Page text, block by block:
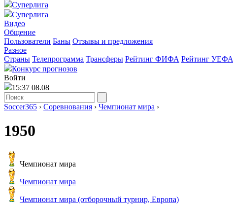
Суперлига
Суперлига
Видео
Общение
Пользователи Баны Отзывы и предложения
Разное
Страны Телепрограмма Трансферы Рейтинг ФИФА Рейтинг УЕФА
Конкурс прогнозов
Войти
15:37 08.08
Soccer365 › Соревнования › Чемпионат мира ›
1950
Чемпионат мира
Чемпионат мира
Чемпионат мира (отборочный турнир, Европа)